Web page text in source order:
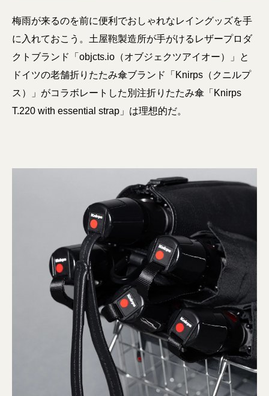
梅雨が来るのを前に便利でおしゃれなレイングッズを手
に入れておこう。土屋鞄製造所が手がけるレザープロダ
クトブランド「objcts.io（オブジェクツアイオー）」と
ドイツの老舗折りたたみ傘ブランド「Knirps（クニルプ
ス）」がコラボレートした別注折りたたみ傘「Knirps
T.220 with essential strap」は理想的だ。